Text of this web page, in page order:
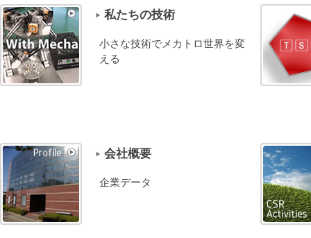
私たちの技術
小さな技術でメカトロ世界を変
える
会社概要
企業データ